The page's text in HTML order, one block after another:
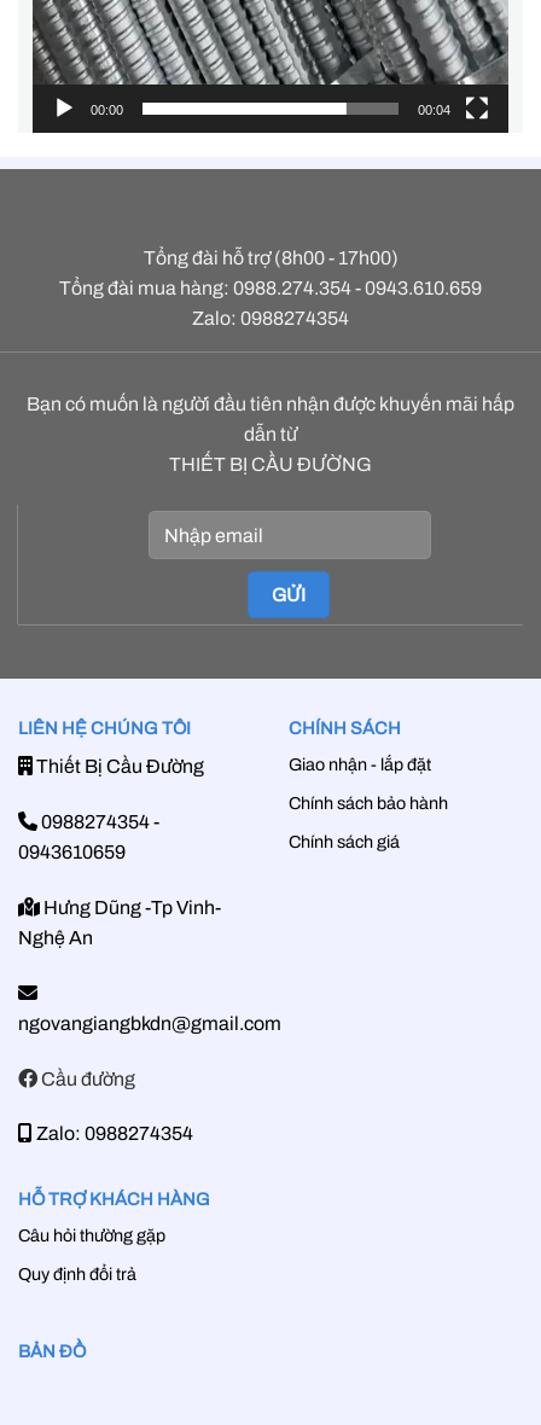
00:00 00:04
Tổng đài hỗ trợ (8h00 - 17h00)
Tổng đài mua hàng: 0988.274.354 - 0943.610.659
Zalo: 0988274354
Bạn có muốn là người đầu tiên nhận được khuyến mãi hấp
dẫn từ
THIẾT BỊ CẦU ĐƯỜNG
LIÊN HỆ CHÚNG TÔI
Thiết Bị Cầu Đường
0988274354-
0943610659
Hưng Dũng -Tp Vinh-
Nghệ An
ngovangiangbkdn@gmail.com
Cầu đường
Zalo: 0988274354
CHÍNH SÁCH
Giao nhận - lắp đặt
Chính sách bảo hành
Chính sách giá
HỖ TRỢ KHÁCH HÀNG
Câu hỏi thường gặp
Quy định đổi trả
BẢN ĐỒ